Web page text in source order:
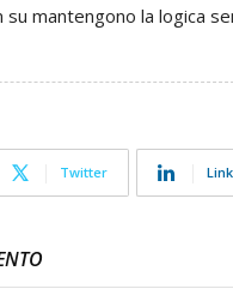
mantengono la logica
Twitter